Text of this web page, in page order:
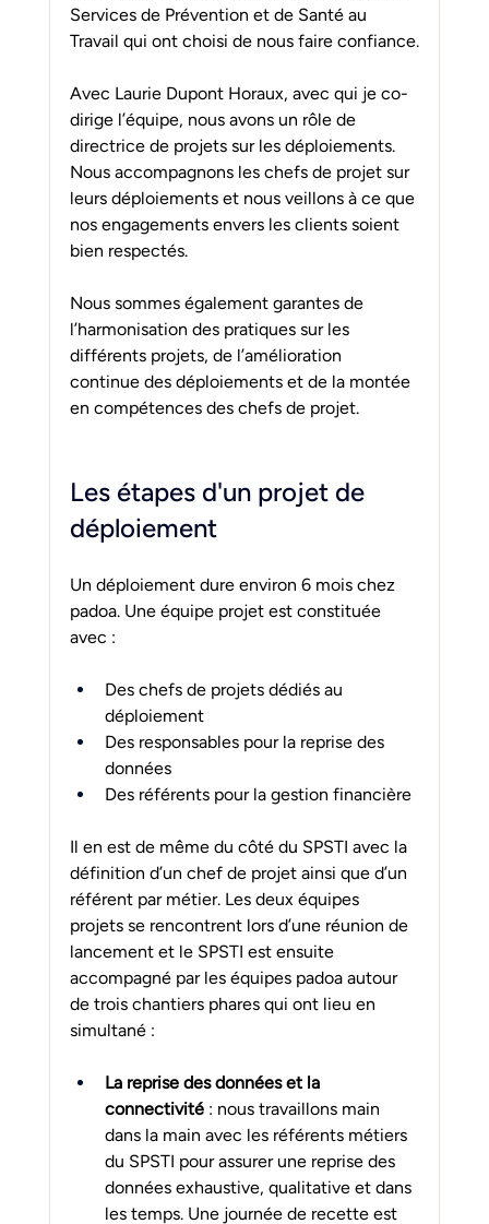
Services de Prévention et de Santé au
Travail qui ont choisi de nous faire confiance.
Avec Laurie Dupont Horaux, avec qui je co-
dirige l’équipe, nous avons un rôle de
directrice de projets sur les déploiements.
Nous accompagnons les chefs de projet sur
leurs déploiements et nous veillons à ce que
nos engagements envers les clients soient
bien respectés.
Nous sommes également garantes de
l’harmonisation des pratiques sur les
différents projets, de l’amélioration
continue des déploiements et de la montée
en compétences des chefs de projet.
Les étapes d'un projet de
déploiement
Un déploiement dure environ 6 mois chez
padoa. Une équipe projet est constituée
avec :
Des chefs de projets dédiés au
déploiement
Des responsables pour la reprise des
données
Des référents pour la gestion financière
Il en est de même du côté du SPSTI avec la
définition d’un chef de projet ainsi que d’un
référent par métier. Les deux équipes
projets se rencontrent lors d’une réunion de
lancement et le SPSTI est ensuite
accompagné par les équipes padoa autour
de trois chantiers phares qui ont lieu en
simultané :
La reprise des données et la
connectivité : nous travaillons main
dans la main avec les référents métiers
du SPSTI pour assurer une reprise des
données exhaustive, qualitative et dans
les temps. Une journée de recette est